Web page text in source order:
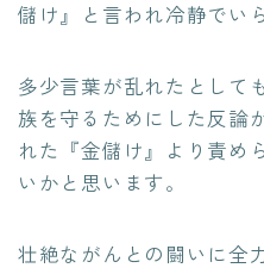
儲け』と言われ冷静でい
多少言葉が乱れたとして
族を守るためにした反論
れた『金儲け』より責め
いかと思います。
壮絶ながんとの闘いに全